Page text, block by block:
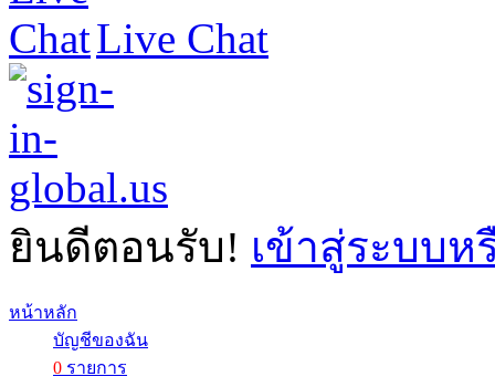
Live Chat
ยินดีตอนรับ! เข้าสู่ระบบห
หน้าหลัก
บัญชีของฉัน
0 รายการ